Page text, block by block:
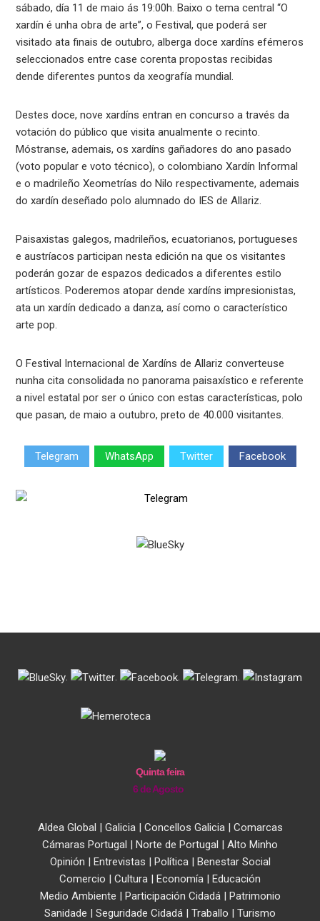
sábado, día 11 de maio ás 19:00h. Baixo o tema central “O
xardín é unha obra de arte”, o Festival, que poderá ser
visitado ata finais de outubro, alberga doce xardíns efémeros
seleccionados entre case corenta propostas recibidas
dende diferentes puntos da xeografía mundial.
Destes doce, nove xardíns entran en concurso a través da
votación do público que visita anualmente o recinto.
Móstranse, ademais, os xardíns gañadores do ano pasado
(voto popular e voto técnico), o colombiano Xardín Informal
e o madrileño Xeometrías do Nilo respectivamente, ademais
do xardín deseñado polo alumnado do IES de Allariz.
Paisaxistas galegos, madrileños, ecuatorianos, portugueses
e austríacos participan nesta edición na que os visitantes
poderán gozar de espazos dedicados a diferentes estilo
artísticos. Poderemos atopar dende xardíns impresionistas,
ata un xardín dedicado a danza, así como o característico
arte pop.
O Festival Internacional de Xardíns de Allariz converteuse
nunha cita consolidada no panorama paisaxístico e referente
a nivel estatal por ser o único con estas características, polo
que pasan, de maio a outubro, preto de 40.000 visitantes.
Telegram WhatsApp Twitter Facebook
. . . .
Quinta feira
6 de Agosto
Aldea Global | Galicia| Concellos Galicia| Comarcas
Cámaras Portugal | Norte de Portugal | Alto Minho
Opinión | Entrevistas | Política| Benestar Social
Comercio | Cultura | Economía | Educación
Medio Ambiente | Participación Cidadá| Patrimonio
Sanidade | Seguridade Cidadá | Traballo | Turismo